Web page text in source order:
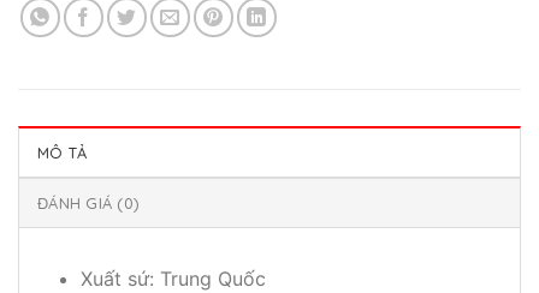
MÔ TẢ
ĐÁNH GIÁ (0)
Xuất sứ: Trung Quốc